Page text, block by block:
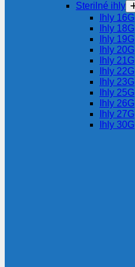
Sterilné ihly
Ihly 16G
Ihly 18G
Ihly 19G
Ihly 20G
Ihly 21G
Ihly 22G
Ihly 23G
Ihly 25G
Ihly 26G
Ihly 27G
Ihly 30G